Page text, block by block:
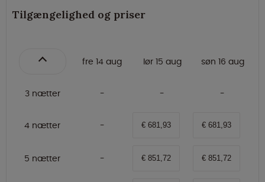
Tilgængelighed og priser
fre 14 aug lør 15 aug søn 16 aug
3 nætter
4 nætter € 681,93 € 681,93
5 nætter € 851,72 € 851,72